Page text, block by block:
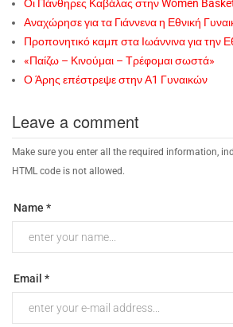
Οι Πάνθηρες Καβάλας στην Women
Αναχώρησε για τα Γιάννενα η Εθνική
Προπονητικό καμπ στα Ιωάννινα για την
«Παίζω – Κινούμαι – Τρέφομαι σωστά»
Ο Άρης επέστρεψε στην Α1 Γυναικών
Leave a comment
Make sure you enter all the required information,
HTML code is not allowed.
Name *
Email *